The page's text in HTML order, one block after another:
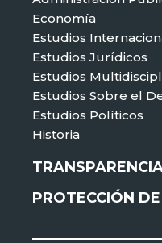
Economía
Estudios
Estudios Jurídicos
Estudios
Estudios Sobre el
Estudios Políticos
Historia
PROTECCIÓN